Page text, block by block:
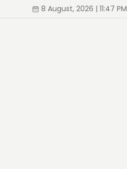
8 August, 2026 | 11:47 PM